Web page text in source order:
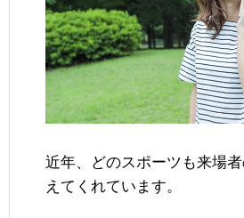
近年、どのスポーツも来場
えてくれています。